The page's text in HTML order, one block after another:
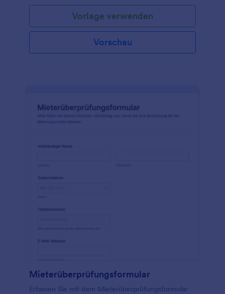
Vorlage verwenden
Vorschau
Mieterüberprüfungsformular
Erfassen Sie mit dem Mieterüberprüfungsformular